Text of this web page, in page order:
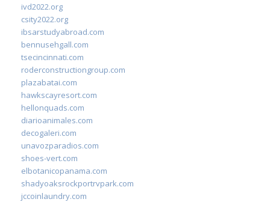
ivd2022.org
csity2022.org
ibsarstudyabroad.com
bennusehgall.com
tsecincinnati.com
roderconstructiongroup.com
plazabatai.com
hawkscayresort.com
hellonquads.com
diarioanimales.com
decogaleri.com
unavozparadios.com
shoes-vert.com
elbotanicopanama.com
shadyoaksrockportrvpark.com
jccoinlaundry.com